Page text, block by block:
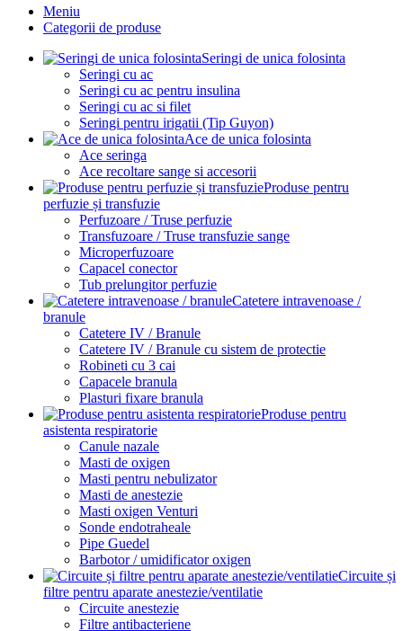
Meniu
Categorii de produse
Seringi de unica folosinta
Seringi cu ac
Seringi cu ac pentru insulina
Seringi cu ac si filet
Seringi pentru irigatii (Tip Guyon)
Ace de unica folosinta
Ace seringa
Ace recoltare sange si accesorii
Produse pentru
perfuzie și transfuzie
Perfuzoare / Truse perfuzie
Transfuzoare / Truse transfuzie sange
Microperfuzoare
Capacel conector
Tub prelungitor perfuzie
Catetere intravenoase /
branule
Catetere IV / Branule
Catetere IV / Branule cu sistem de protectie
Robineti cu 3 cai
Capacele branula
Plasturi fixare branula
Produse pentru
asistenta respiratorie
Canule nazale
Masti de oxigen
Masti pentru nebulizator
Masti de anestezie
Masti oxigen Venturi
Sonde endotraheale
Pipe Guedel
Barbotor / umidificator oxigen
Circuite și
filtre pentru aparate anestezie/ventilatie
Circuite anestezie
Filtre antibacteriene